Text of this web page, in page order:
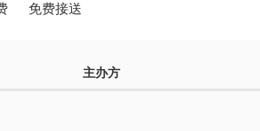
免费接送
主办方